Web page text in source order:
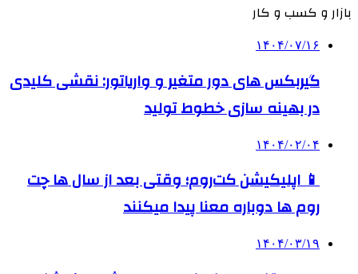
بازار و کسب و کار
۱۴۰۴/۰۷/۱۶
گیربکس های دور متغیر و واریاتور: نقشی کلیدی
در بهینه سازی خطوط تولید
۱۴۰۴/۰۲/۰۴
📱 اپلیکیشن کت‌روم؛ وقتی بعد از سال ها چت
روم ها دوباره معنا پیدا میکنند
۱۴۰۴/۰۳/۱۹